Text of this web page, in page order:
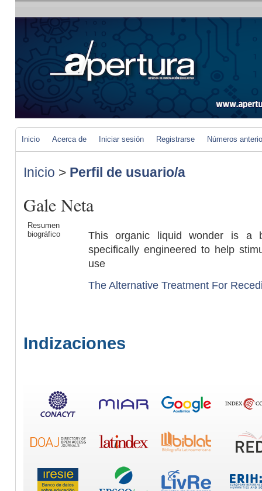
Inicio Acerca de Iniciar sesión Registrarse Números
Inicio > Perfil de usuario/a
Gale Neta
Resumen
biográfico
This organic liquid wonder is a
specifically engineered to help
use
The Alternative Treatment For
Indizaciones